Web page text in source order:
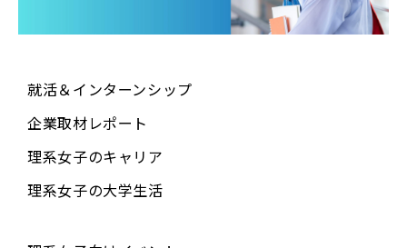
就活＆インターンシップ
企業取材レポート
理系女子のキャリア
理系女子の大学生活